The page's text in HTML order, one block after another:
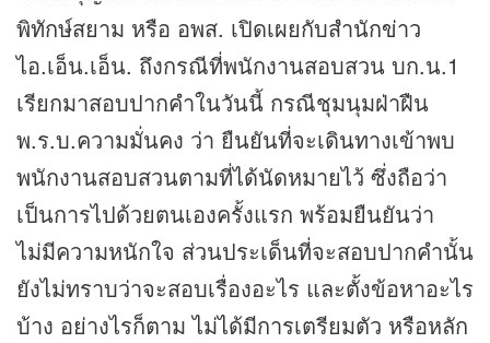
พิทักษ์สยาม หรือ อพส. เปิดเผยกับสำนักข่าว
ไอ.เอ็น.เอ็น. ถึงกรณีที่พนักงานสอบสวน บก.น.1
เรียกมาสอบปากคำในวันนี้ กรณีชุมนุมฝ่าฝืน
พ.ร.บ.ความมั่นคง ว่า ยืนยันที่จะเดินทางเข้าพบ
พนักงานสอบสวนตามที่ได้นัดหมายไว้ ซึ่งถือว่า
เป็นการไปด้วยตนเองครั้งแรก พร้อมยืนยันว่า
ไม่มีความหนักใจ ส่วนประเด็นที่จะสอบปากคำนั้น
ยังไม่ทราบว่าจะสอบเรื่องอะไร และตั้งข้อหาอะไร
บ้าง อย่างไรก็ตาม ไม่ได้มีการเตรียมตัว หรือหลัก